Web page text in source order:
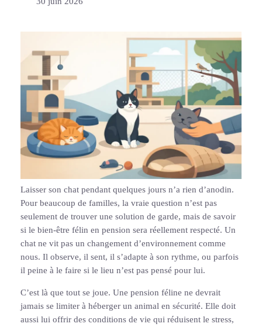
Laisser son chat pendant quelques jours n’a rien d’anodin.
Pour beaucoup de familles, la vraie question n’est pas
seulement de trouver une solution de garde, mais de savoir
si le bien-être félin en pension sera réellement respecté. Un
chat ne vit pas un changement d’environnement comme
nous. Il observe, il sent, il s’adapte à son rythme, ou parfois
il peine à le faire si le lieu n’est pas pensé pour lui.
C’est là que tout se joue. Une pension féline ne devrait
jamais se limiter à héberger un animal en sécurité. Elle doit
aussi lui offrir des conditions de vie qui réduisent le stress,